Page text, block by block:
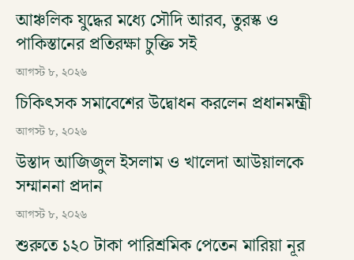
আঞ্চলিক যুদ্ধের মধ্যে সৌদি আরব, তুরস্ক ও
পাকিস্তানের প্রতিরক্ষা চুক্তি সই
আগস্ট ৮, ২০২৬
চিকিৎসক সমাবেশের উদ্বোধন করলেন প্রধানমন্ত্রী
আগস্ট ৮, ২০২৬
উস্তাদ আজিজুল ইসলাম ও খালেদা আউয়ালকে
সম্মাননা প্রদান
আগস্ট ৮, ২০২৬
শুরুতে ১২০ টাকা পারিশ্রমিক পেতেন মারিয়া নূর